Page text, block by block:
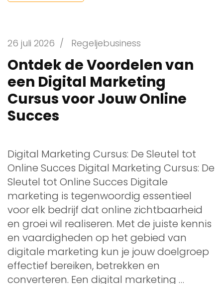
26 juli 2026 / Regeljebusiness
Ontdek de Voordelen van
een Digital Marketing
Cursus voor Jouw Online
Succes
Digital Marketing Cursus: De Sleutel tot
Online Succes Digital Marketing Cursus: De
Sleutel tot Online Succes Digitale
marketing is tegenwoordig essentieel
voor elk bedrijf dat online zichtbaarheid
en groei wil realiseren. Met de juiste kennis
en vaardigheden op het gebied van
digitale marketing kun je jouw doelgroep
effectief bereiken, betrekken en
converteren. Een digital marketing …